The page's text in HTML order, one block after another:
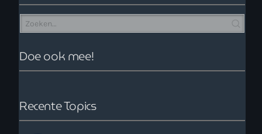
WAAR LUISTER JE NU NAAR
Doe ook mee!
Recente Topics